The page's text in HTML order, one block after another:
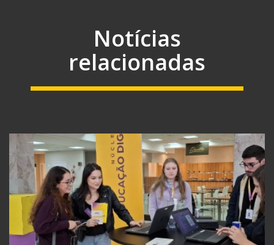
Notícias
relacionadas